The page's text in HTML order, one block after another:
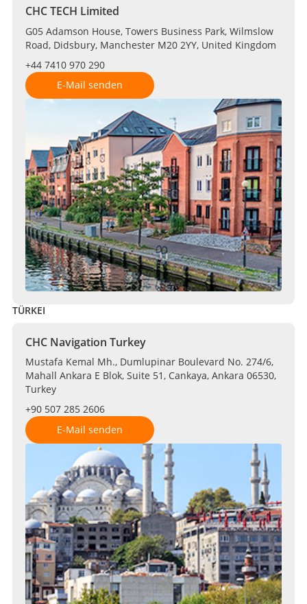
CHC TECH Limited
G05 Adamson House, Towers Business Park, Wilmslow
Road, Didsbury, Manchester M20 2YY, United Kingdom
+44 7410 970 290
E-Mail senden
TÜRKEI
CHC Navigation Turkey
Mustafa Kemal Mh., Dumlupinar Boulevard No. 274/6,
Mahall Ankara E Blok, Suite 51, Cankaya, Ankara 06530,
Turkey
+90 507 285 2606
E-Mail senden